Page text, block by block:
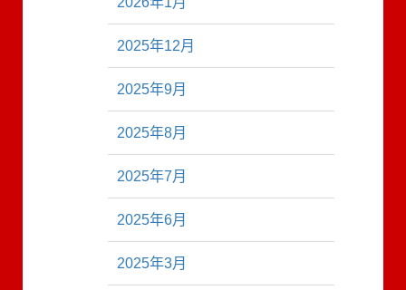
2025年12月
2025年9月
2025年8月
2025年7月
2025年6月
2025年3月